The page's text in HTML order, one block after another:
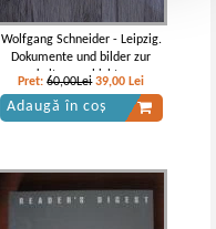
Wolfgang Schneider - Leipzig.
Dokumente und bilder zur
kulturgeschichte
Pret:60,00Lei 39,00 Lei
Adaugă în coș